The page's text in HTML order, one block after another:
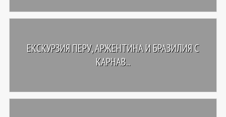
ЕКСКУРЗИЯ ПЕРУ, АРЖЕНТИНА И БРАЗИЛИЯ С
КАРНАВ...